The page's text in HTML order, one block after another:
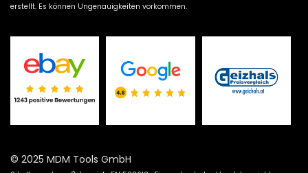
erstellt. Es können Ungenauigkeiten vorkommen.
© 2025 MDM Tools GmbH